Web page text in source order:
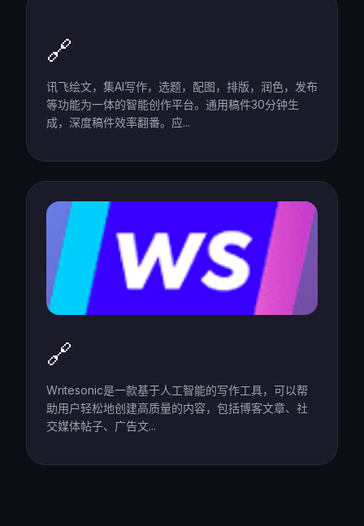
🔗
讯飞绘文，集AI写作，选题，配图，排版，润色，发布
等功能为一体的智能创作平台。通用稿件30分钟生
成，深度稿件效率翻番。应...
🔗
Writesonic是一款基于人工智能的写作工具，可以帮
助用户轻松地创建高质量的内容，包括博客文章、社
交媒体帖子、广告文...